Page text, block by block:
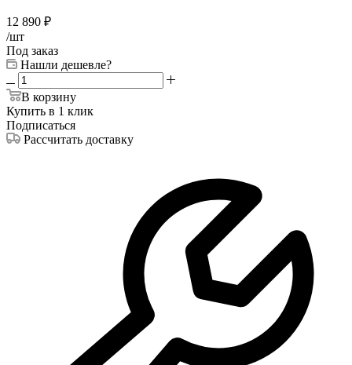
12 890 ₽
/шт
Под заказ
Нашли дешевле?
В корзину
Купить в 1 клик
Подписаться
Рассчитать доставку